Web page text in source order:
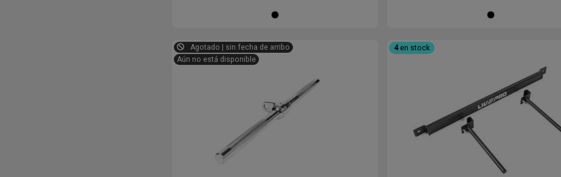
Agotado | sin fecha de arribo
Aún no está disponible
4en stock